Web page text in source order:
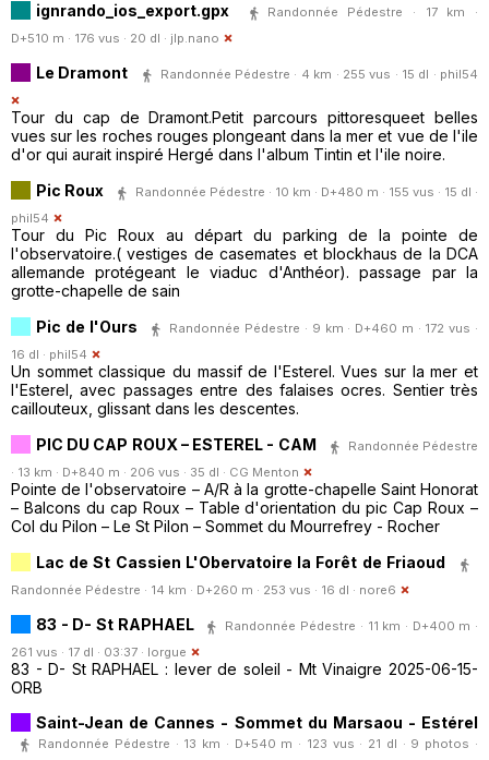
ignrando_ios_export.gpx
Randonnée Pédestre · 17 km ·
D+510 m · 176 vus · 20 dl · jlp.nano
Le Dramont Randonnée Pédestre · 4 km · 255 vus · 15 dl · phil54
Tour du cap de Dramont.Petit parcours pittoresqueet belles
vues sur les roches rouges plongeant dans la mer et vue de l'ile
d'or qui aurait inspiré Hergé dans l'album Tintin et l'ile noire.
Pic Roux
Randonnée Pédestre · 10 km · D+480 m · 155 vus · 15 dl ·
phil54
Tour du Pic Roux au départ du parking de la pointe de
l'observatoire.( vestiges de casemates et blockhaus de la DCA
allemande protégeant le viaduc d'Anthéor). passage par la
grotte-chapelle de sain
Pic de l'Ours
Randonnée Pédestre · 9 km · D+460 m · 172 vus ·
16 dl · phil54
Un sommet classique du massif de l'Esterel. Vues sur la mer et
l'Esterel, avec passages entre des falaises ocres. Sentier très
caillouteux, glissant dans les descentes.
PIC DU CAP ROUX – ESTEREL - CAM
Randonnée Pédestre
· 13 km · D+840 m · 206 vus · 35 dl · CG Menton
Pointe de l'observatoire – A/R à la grotte-chapelle Saint Honorat
– Balcons du cap Roux – Table d'orientation du pic Cap Roux –
Col du Pilon – Le St Pilon – Sommet du Mourrefrey - Rocher
Lac de St Cassien L'Obervatoire la Forêt de Friaoud
Randonnée Pédestre · 14 km · D+260 m · 253 vus · 16 dl · nore6
83 - D- St RAPHAEL
Randonnée Pédestre · 11 km · D+400 m ·
261 vus · 17 dl · 03:37 · lorgue
83 - D- St RAPHAEL : lever de soleil - Mt Vinaigre 2025-06-15-
ORB
Saint-Jean de Cannes - Sommet du Marsaou - Estérel
Randonnée Pédestre · 13 km · D+540 m · 123 vus · 21 dl · 9 photos ·